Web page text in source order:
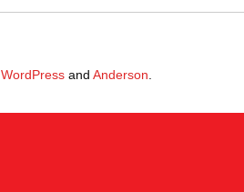
WordPressand Anderson